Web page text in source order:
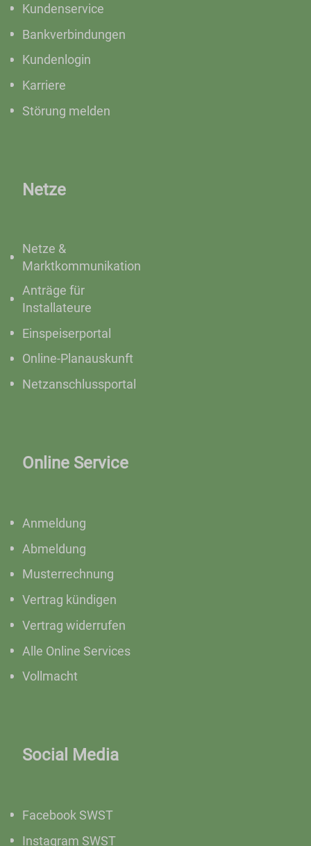
Kundenservice
Bankverbindungen
Kundenlogin
Karriere
Störung melden
Netze
Netze &
Marktkommunikation
Anträge für
Installateure
Einspeiserportal
Online-Planauskunft
Netzanschlussportal
Online Service
Anmeldung
Abmeldung
Musterrechnung
Vertrag kündigen
Vertrag widerrufen
Alle Online Services
Vollmacht
Social Media
Facebook SWST
Instagram SWST